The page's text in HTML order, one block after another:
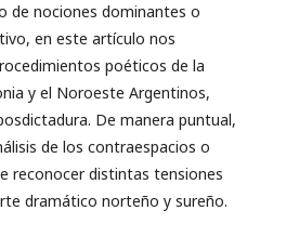
de nociones dominantes o
en este artículo nos
poéticos de la
y el Noroeste Argentinos,
De manera puntual,
de los contraespacios o
reconocer distintas tensiones
dramático norteño y sureño.